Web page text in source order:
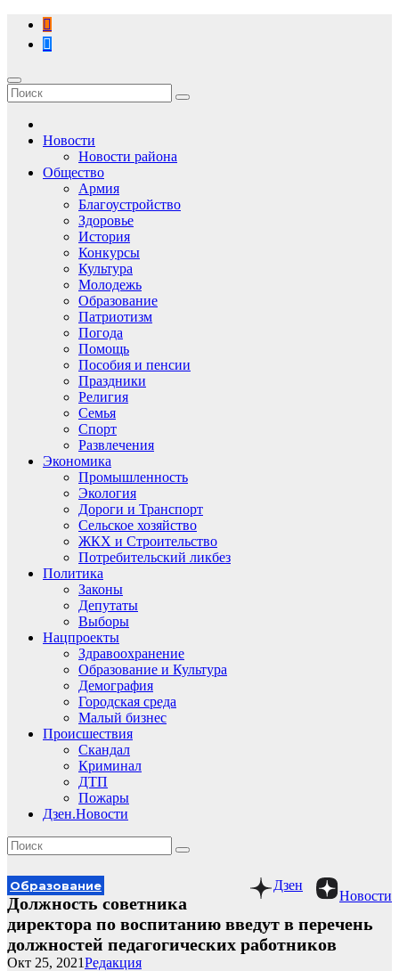
Перейти
содержимому
Новости
Новости района
Общество
Армия
Благоустройство
Здоровье
История
Конкурсы
Культура
Молодежь
Образование
Патриотизм
Погода
Помощь
Пособия и пенсии
Праздники
Религия
Семья
Спорт
Развлечения
Экономика
Промышленность
Экология
Дороги и Транспорт
Сельское хозяйство
ЖКХ и Строительство
Потребительский ликбез
Политика
Законы
Депутаты
Выборы
Нацпроекты
Здравоохранение
Образование и Культура
Демография
Городская среда
Малый бизнес
Происшествия
Скандал
Криминал
ДТП
Пожары
Дзен.Новости
Новости
Дзен
Образование
Должность советника
директора по воспитанию введут в перечень
должностей педагогических работников
Редакция
Окт 25, 2021